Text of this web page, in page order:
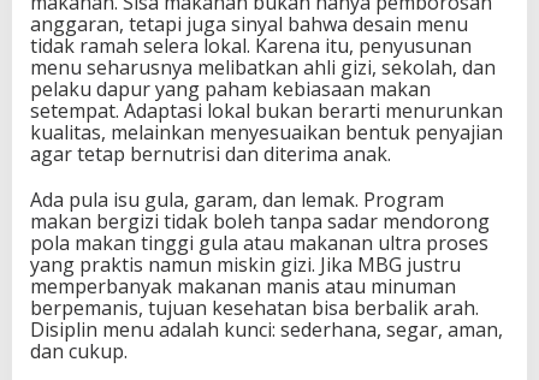
anggaran, tetapi juga sinyal bahwa desain menu
tidak ramah selera lokal. Karena itu, penyusunan
menu seharusnya melibatkan ahli gizi, sekolah, dan
pelaku dapur yang paham kebiasaan makan
setempat. Adaptasi lokal bukan berarti menurunkan
kualitas, melainkan menyesuaikan bentuk penyajian
agar tetap bernutrisi dan diterima anak.
Ada pula isu gula, garam, dan lemak. Program
makan bergizi tidak boleh tanpa sadar mendorong
pola makan tinggi gula atau makanan ultra proses
yang praktis namun miskin gizi. Jika MBG justru
memperbanyak makanan manis atau minuman
berpemanis, tujuan kesehatan bisa berbalik arah.
Disiplin menu adalah kunci: sederhana, segar, aman,
dan cukup.